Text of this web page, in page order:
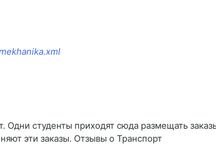
Одни студенты приходят сюда размещать
эти заказы. Отзывы о Транспорт